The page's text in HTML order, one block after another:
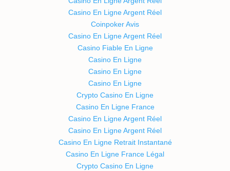
Casino En Ligne Argent Réel
Coinpoker Avis
Casino En Ligne Argent Réel
Casino Fiable En Ligne
Casino En Ligne
Casino En Ligne
Casino En Ligne
Crypto Casino En Ligne
Casino En Ligne France
Casino En Ligne Argent Réel
Casino En Ligne Argent Réel
Casino En Ligne Retrait Instantané
Casino En Ligne France Légal
Crypto Casino En Ligne